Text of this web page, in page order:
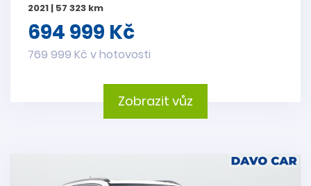
2021 | 57 323 km
694 999 Kč
769 999 Kč v hotovosti
Zobrazit vůz